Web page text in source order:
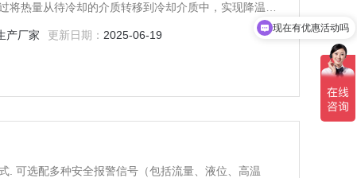
热量从待冷却的介质转移到冷却介质中，实现降温效
产厂家 更新日期： 2025-06-19
. 可选配多种安全报警信号（包括流量、液位、高温
现在有优惠活动吗